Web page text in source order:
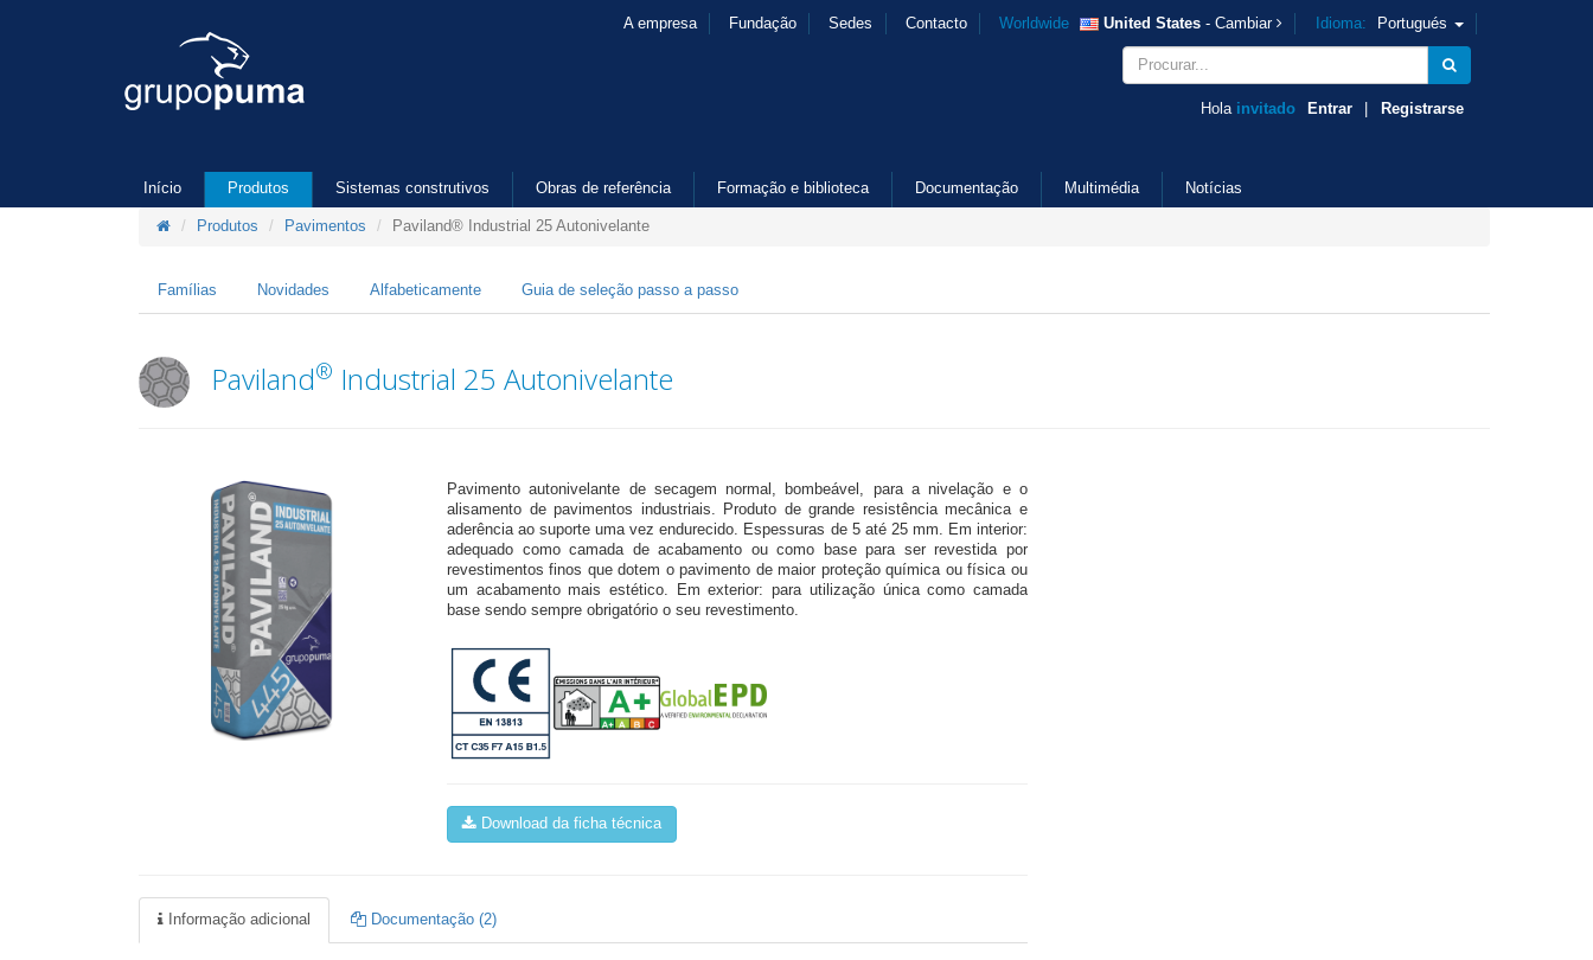
A empresa Fundação Sedes Contacto Worldwide United States - Cambiar Idioma: Portugués
Hola invitado Entrar Registrarse
Início Produtos Sistemas construtivos Obras de referência Formação e biblioteca Documentação Multimédia Notícias
Produtos Pavimentos Paviland® Industrial 25 Autonivelante
Famílias Novidades Alfabeticamente Guia de seleção passo a passo
Paviland® Industrial 25 Autonivelante
Pavimento autonivelante de secagem normal, bombeável, para a nivelação e o
alisamento de pavimentos industriais. Produto de grande resistência mecânica e
aderência ao suporte uma vez endurecido. Espessuras de 5 até 25 mm. Em interior:
adequado como camada de acabamento ou como base para ser revestida por
revestimentos finos que dotem o pavimento de maior proteção química ou física ou
um acabamento mais estético. Em exterior: para utilização única como camada
base sendo sempre obrigatório o seu revestimento.
Download da ficha técnica
Informação adicional Documentação (2)